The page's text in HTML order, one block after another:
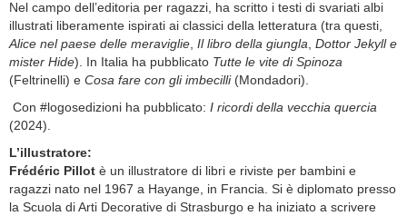
Nel campo dell’editoria per ragazzi, ha scritto i testi di svariati albi
illustrati liberamente ispirati ai classici della letteratura (tra questi,
Alice nel paese delle meraviglie, Il libro della giungla, Dottor Jekyll e
mister Hide). In Italia ha pubblicato Tutte le vite di Spinoza
(Feltrinelli) e Cosa fare con gli imbecilli(Mondadori).
Con #logosedizioni ha pubblicato: I ricordi della vecchia quercia
(2024).
L’illustratore:
Frédéric Pillot è un illustratore di libri e riviste per bambini e
ragazzi nato nel 1967 a Hayange, in Francia. Si è diplomato presso
la Scuola di Arti Decorative di Strasburgo e ha iniziato a scrivere